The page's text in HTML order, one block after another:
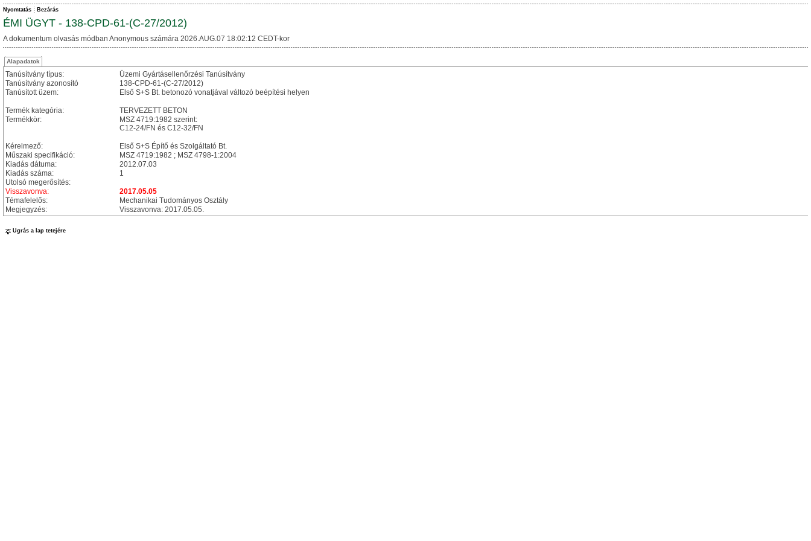
Nyomtatás Bezárás
ÉMI ÜGYT - 138-CPD-61-(C-27/2012)
A dokumentum olvasás módban Anonymous számára 2026.AUG.07 18:02:12 CEDT-kor
Alapadatok
Tanúsítvány típus:
Üzemi Gyártásellenőrzési Tanúsítvány
Tanúsítvány azonosító
138-CPD-61-(C-27/2012)
Tanúsított üzem:
Első S+S Bt. betonozó vonatjával változó beépítési helyen
Termék kategória:
TERVEZETT BETON
Termékkör:
MSZ 4719:1982 szerint:
C12-24/FN és C12-32/FN
Kérelmező:
Első S+S Építő és Szolgáltató Bt.
Műszaki specifikáció:
MSZ 4719:1982 ; MSZ 4798-1:2004
Kiadás dátuma:
2012.07.03
Kiadás száma:
1
Utolsó megerősítés:
Visszavonva:
2017.05.05
Témafelelős:
Mechanikai Tudományos Osztály
Megjegyzés:
Visszavonva: 2017.05.05.
Ugrás a lap tetejére